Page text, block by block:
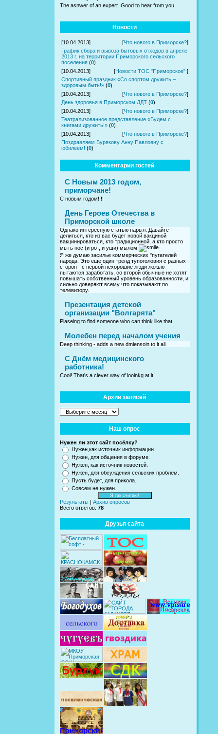
The asnwer of an expert. Good to hear from you.
Новости
[10.04.2013] [Что нового в Приморске?]
График сбора и вывоза бытовых отходов в апреле
2013 г. на территории Приморского сельского
поселения (0)
[10.04.2013]
[Новости ТОС "Приморское". ]
Спортивный праздник «Со спортом дружить –
здоровым быть!» (0)
[10.04.2013]
[Что нового в Приморске?]
День здоровья в Приморском ДДТ (0)
[10.04.2013]
[Что нового в Приморске?]
Театрализованное представление «Будем с
книгами дружить!» (0)
[10.04.2013]
[Что нового в Приморске?]
Поздравляем Бурякову Анну Павловну с
юбилеем! (0)
Комментарии гостей
С Новым 2013 годом,
приморчане!
С новым годом!!!!
День Героев Отечества в
Приморской школе
Однако интересную статью нарыл. Давайте
делиться, кто из вас будет новой вакциной
вакцинироваться, кто традиционной, а кто просто
мыть нос (и рот, и уши) мылом
Я же думаю засилье коммерческих "пугателей
народа. Это еще один тренд тупоголовия с разных
сторон - с первой нехорошие люди ложью
пытаются заработать, со второй обычные не хотят
повышать собственный уровень образованности, и
сильно доверяют всему что показывают по
телевизору.
Презентация детской
организации "Волгарята"
Plaseing to find someone who can think like that
Молебен перед началом учения
Deep thinking - adds a new dmiensoin to it all.
C Днём медицинского
работника!
Cool! That's a clever way of looinkg at it!
Архив записей
Наш опрос
Нужен ли этот сайт посёлку?
Нужен,как источник информации.
Нужен, для общения в форуме.
Нужен, как источник новостей.
Нужен, для обсуждения сельских проблем.
Пусть будет, для прикола.
Совсем не нужен.
Результаты
Архив опросов
Всего ответов: 78
Друзья сайта